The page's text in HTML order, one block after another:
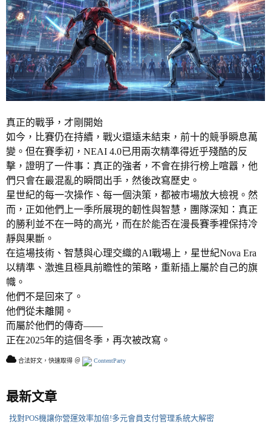
真正的戰爭，才剛開始
如今，比賽仍在持續，戰火還遠未結束，前十的競爭瞬息萬
變。但在賽季初，NEAI 4.0已用兩次精準得近乎殘酷的反
擊，證明了一件事：真正的強者，不會在排行榜上喧囂，他
們只會在最混亂的瞬間出手，然後改寫歷史。
星世紀的每一次操作、每一個決策，都被市場放大檢視。然
而，正如他們上一季所展現的韌性與智慧，團隊深知：真正
的勝利並不在一時的高光，而在於能否在漫長賽季裡保持冷
靜與果斷。
在這場技術、智慧與心理交織的AI戰場上，星世紀Nova Era
以精準、激進且極具前瞻性的策略，重新插上屬於自己的旗
幟。
他們不是回來了。
他們從未離開。
而屬於他們的傳奇——
正在2025年的這個冬季，再次被改寫。
合法好文，快速取得 ＠ ContentParty
最新文章
找對POS機讓你營運效率加倍!多元會員支付管理系統大解密